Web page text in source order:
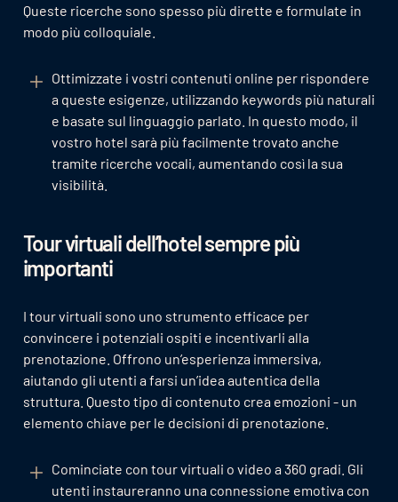
Queste ricerche sono spesso più dirette e formulate in
modo più colloquiale.
Ottimizzate i vostri contenuti online per rispondere
a queste esigenze, utilizzando keywords più naturali
e basate sul linguaggio parlato. In questo modo, il
vostro hotel sarà più facilmente trovato anche
tramite ricerche vocali, aumentando così la sua
visibilità.
Tour virtuali dell’hotel sempre più
importanti
I tour virtuali sono uno strumento efficace per
convincere i potenziali ospiti e incentivarli alla
prenotazione. Offrono un’esperienza immersiva,
aiutando gli utenti a farsi un’idea autentica della
struttura. Questo tipo di contenuto crea emozioni - un
elemento chiave per le decisioni di prenotazione.
Cominciate con tour virtuali o video a 360 gradi. Gli
utenti instaureranno una connessione emotiva con